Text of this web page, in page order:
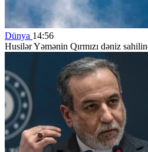
Dünya 14:56
Husilər Yəmənin Qırmızı dəniz